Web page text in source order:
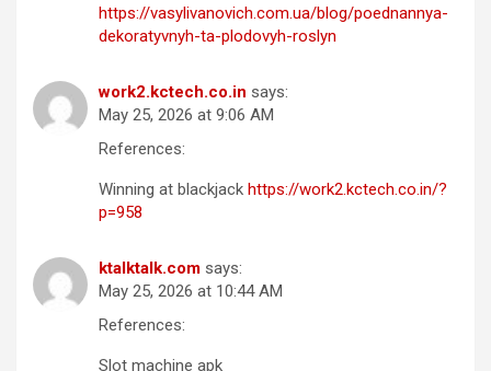
https://vasylivanovich.com.ua/blog/poednannya-
dekoratyvnyh-ta-plodovyh-roslyn
work2.kctech.co.in says:
May 25, 2026 at 9:06 AM
References:
Winning at blackjack https://work2.kctech.co.in/?
p=958
ktalktalk.com says:
May 25, 2026 at 10:44 AM
References:
Slot machine apk